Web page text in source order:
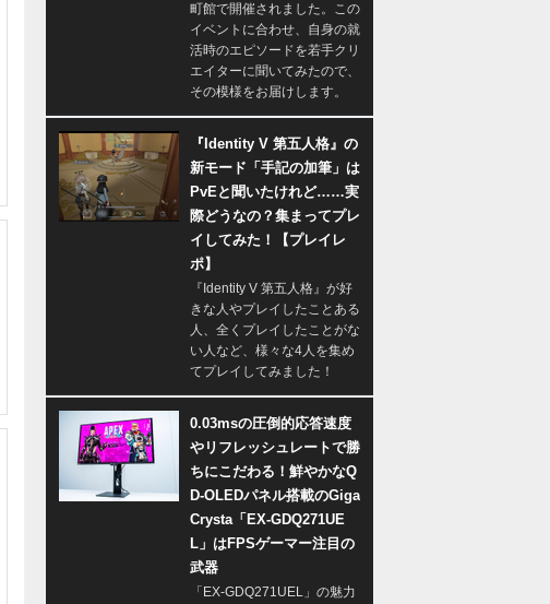
町館で開催されました。この
イベントに合わせ、自身の就
活時のエピソードを若手クリ
エイターに聞いてみたので、
その模様をお届けします。
『Identity V 第五人格』の
新モード「手記の加筆」は
PvEと聞いたけれど……実
際どうなの？集まってプレ
イしてみた！【プレイレ
ポ】
『Identity V 第五人格』が好
きな人やプレイしたことある
人、全くプレイしたことがな
い人など、様々な4人を集め
てプレイしてみました！
0.03msの圧倒的応答速度
やリフレッシュレートで勝
ちにこだわる！鮮やかなQ
D-OLEDパネル搭載のGiga
Crysta「EX-GDQ271UE
L」はFPSゲーマー注目の
武器
「EX-GDQ271UEL」の魅力